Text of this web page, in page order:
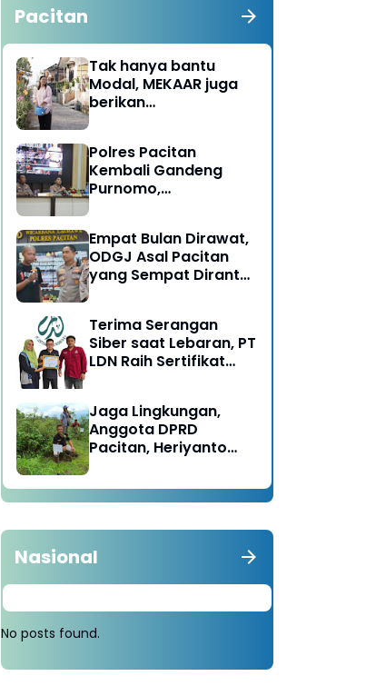
Pacitan
Tak hanya bantu
Modal, MEKAAR juga
berikan
Dapur Tetap Ngebul
Polres Pacitan
Kembali Gandeng
Purnomo,
Rehabilitasi
Empat Bulan Dirawat,
ODGJ Asal Pacitan
yang Sempat Dirantai
Terima Serangan
Siber saat Lebaran, PT
LDN Raih Sertifikat
Karesidenan Madiun
Raya
Jaga Lingkungan,
Anggota DPRD
Pacitan, Heriyanto
Tebang 100 Pohon
diganti Tanam 1000
Nasional
No posts found.